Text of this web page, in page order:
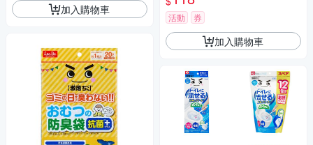
加入購物車
活動 券
加入購物車